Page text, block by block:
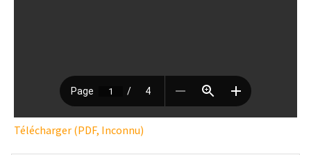
Télécharger (PDF, Inconnu)